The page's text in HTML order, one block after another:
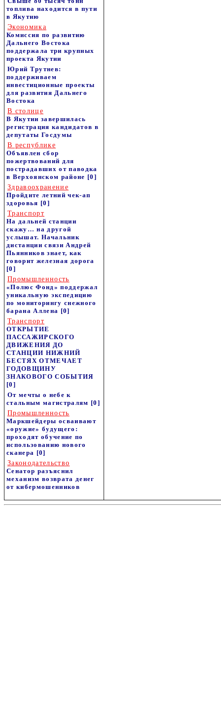
топлива находится в пути
в Якутию
Экономика
Комиссия по развитию
Дальнего Востока
поддержала три крупных
проекта Якутии
Юрий Трутнев:
поддерживаем
инвестиционные проекты
для развития Дальнего
Востока
В столице
В Якутии завершилась
регистрация кандидатов в
депутаты Госдумы
В республике
Объявлен сбор
пожертвований для
пострадавших от паводка
в Верхоянском районе [0]
Здравоохранение
Пройдите летний чек-ап
здоровья [0]
Транспорт
На дальней станции
скажу… на другой
услышат. Начальник
дистанции связи Андрей
Пьянников знает, как
говорит железная дорога
[0]
Промышленность
«Полюс Фонд» поддержал
уникальную экспедицию
по мониторингу снежного
барана Аллена [0]
Транспорт
ОТКРЫТИЕ
ПАССАЖИРСКОГО
ДВИЖЕНИЯ ДО
СТАНЦИИ НИЖНИЙ
БЕСТЯХ ОТМЕЧАЕТ
ГОДОВЩИНУ
ЗНАКОВОГО СОБЫТИЯ
[0]
От мечты о небе к
стальным магистралям [0]
Промышленность
Маркшейдеры осваивают
«оружие» будущего:
проходят обучение по
использованию нового
сканера [0]
Законодательство
Сенатор разъяснил
механизм возврата денег
от кибермошенников